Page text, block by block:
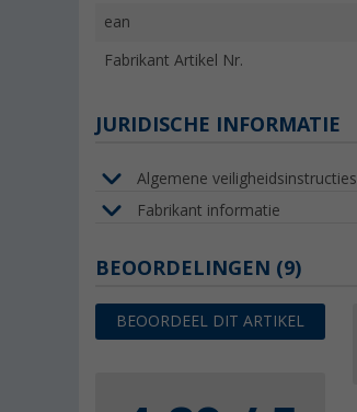
ean
Fabrikant Artikel Nr.
JURIDISCHE INFORMATIE
Algemene veiligheidsinstructies
Fabrikant informatie
BEOORDELINGEN (9)
BEOORDEEL DIT ARTIKEL